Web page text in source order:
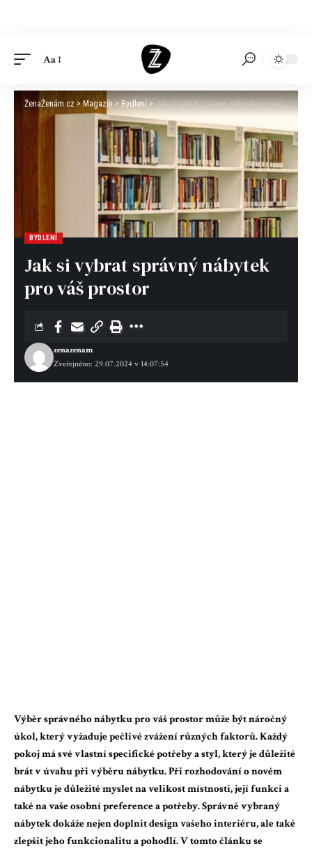
Aa
ŽenaŽenám.cz >Magazín>Bydlení>Jak si vybrat správný nábytek pro váš prostor
BYDLENÍ
Jak si vybrat správný nábytek
pro váš prostor
Zveřejněno: 29.07.2024 v 14:07:54
zenazenam
Výběr správného nábytku pro váš prostor může být náročný
úkol, který vyžaduje pečlivé zvážení různých faktorů. Každý
pokoj má své vlastní specifické potřeby a styl, který je důležité
brát v úvahu při výběru nábytku. Při rozhodování o novém
nábytku je důležité myslet na velikost místnosti, její funkci a
také na vaše osobní preference a potřeby. Správně vybraný
nábytek dokáže nejen doplnit design vašeho interiéru, ale také
zlepšit jeho funkcionalitu a pohodlí. V tomto článku se